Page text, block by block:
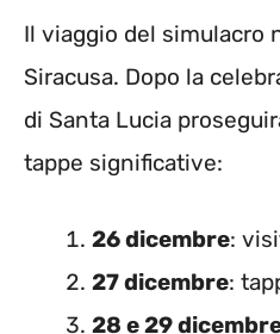
Il viaggio del simulacro
Siracusa. Dopo la
di Santa Lucia
tappe significative:
26 dicembre:
27 dicembre:
28 e 29